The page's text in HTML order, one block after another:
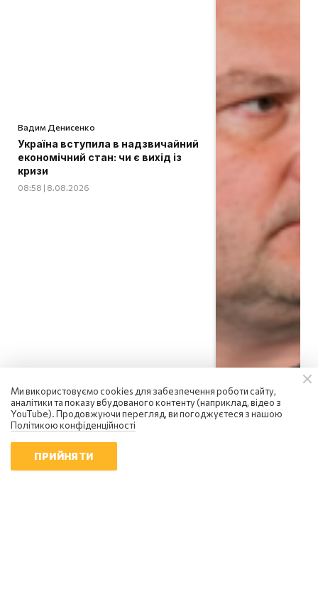
Вадим Денисенко
Україна вступила в надзвичайний
економічний стан: чи є вихід із
кризи
08:58 | 8.08.2026
Ми використовуємо cookies для забезпечення роботи сайту,
аналітики та показу вбудованого контенту (наприклад, відео з
YouTube). Продовжуючи перегляд, ви погоджуєтеся з нашою
Політикою конфіденційності
ПРИЙНЯТИ